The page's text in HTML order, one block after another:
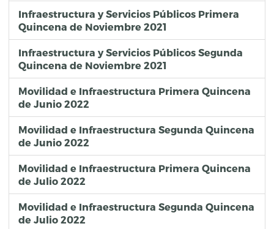
Infraestructura y Servicios Públicos Primera
Quincena de Noviembre 2021
Infraestructura y Servicios Públicos Segunda
Quincena de Noviembre 2021
Movilidad e Infraestructura Primera Quincena
de Junio 2022
Movilidad e Infraestructura Segunda Quincena
de Junio 2022
Movilidad e Infraestructura Primera Quincena
de Julio 2022
Movilidad e Infraestructura Segunda Quincena
de Julio 2022